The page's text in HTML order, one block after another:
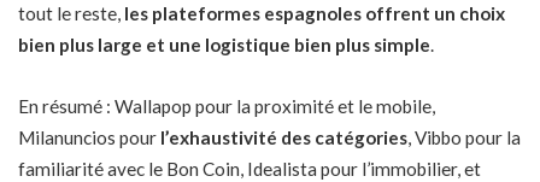
tout le reste, les plateformes espagnoles offrent un choix
bien plus large et une logistique bien plus simple.
En résumé : Wallapop pour la proximité et le mobile,
Milanuncios pour l’exhaustivité des catégories, Vibbo pour la
familiarité avec le Bon Coin, Idealista pour l’immobilier, et